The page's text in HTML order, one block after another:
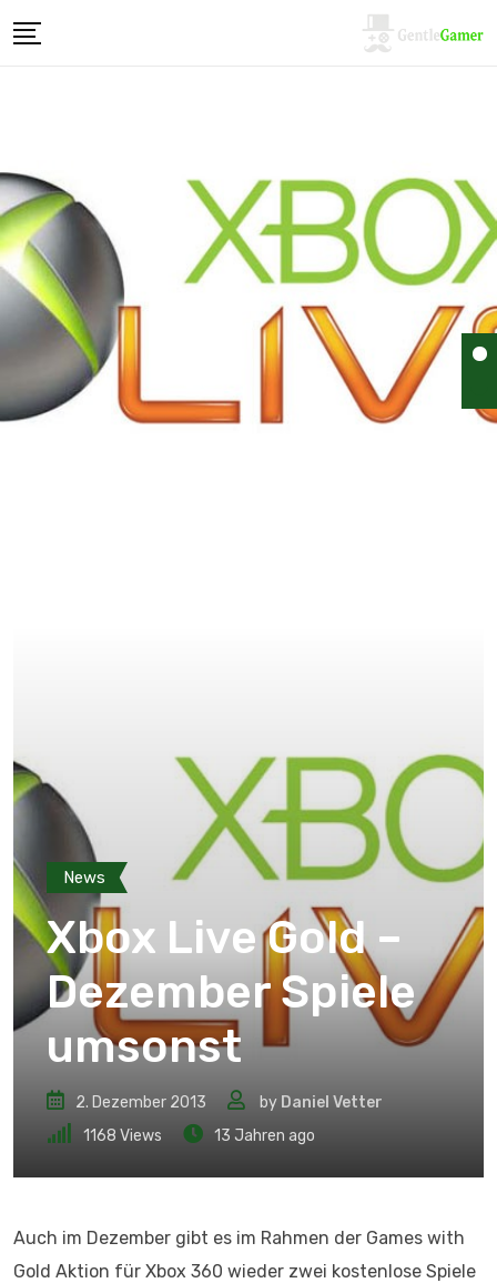
News
Xbox Live Gold –
Dezember Spiele
umsonst
2. Dezember 2013 by Daniel Vetter
1168 Views 13 Jahren ago
Auch im Dezember gibt es im Rahmen der Games with
Gold Aktion für Xbox 360 wieder zwei kostenlose Spiele